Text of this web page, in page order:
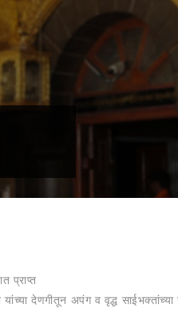
प्राप्त
देणगीतून अपंग व वृद्ध साईभक्तांच्या